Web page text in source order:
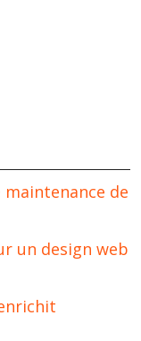
de
un design web